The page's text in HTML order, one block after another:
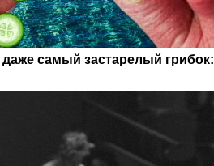
даже самый застарелый грибок: